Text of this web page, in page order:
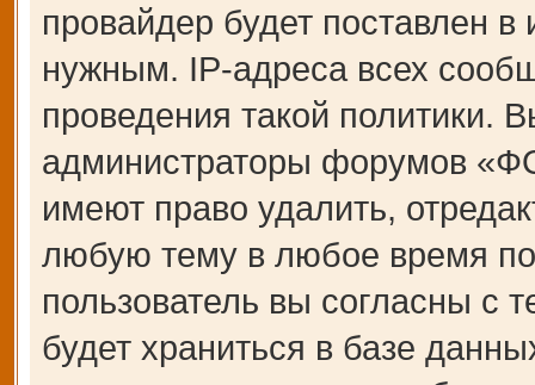
провайдер будет поставлен
нужным. IP-адреса всех
проведения такой политики.
администраторы форумов
имеют право удалить,
любую тему в любое время
пользователь вы согласны с
будет храниться в базе